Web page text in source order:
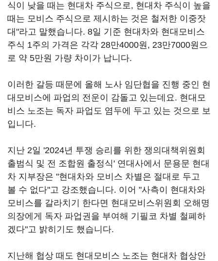
식이 낮을 때는 현대차 주식으로, 현대차 주식이 높을
때는 모비스 주식으로 제시하는 것은 철저한 이중잣
대"라고 말했습니다. 8일 기준 현대차와 현대모비스
주식 1주의 가격은 각각 28만4000원, 23만7000원으
로 약 5만원 가량 차이가 납니다.
이러한 갈등 때문에 올해 노사 임단협을 진행 중인 현
대모비스에 파업의 전운이 감돌고 있는데요. 현대모
비스 노조는 독자 파업도 염두에 두고 있는 것으로 보
입니다.
지난 2일 '2024년 투쟁 승리를 위한 쟁의대책위원회
출범식 및 전 조합원 출정식' 연대사에서 문용문 현대
차 지부장은 "현대차와 모비스 차별은 절대로 두고
볼 수 없다"고 강조했습니다. 이어 "사측이 현대차와
모비스를 갈라치기 한다면 현대모비스위원회 오해명
의장에게 독자 파업권을 부여해 기필코 차별 철폐하
겠다"고 밝히기도 했습니다.
지난해 협상 때도 현대모비스 노조는 현대차 협상안